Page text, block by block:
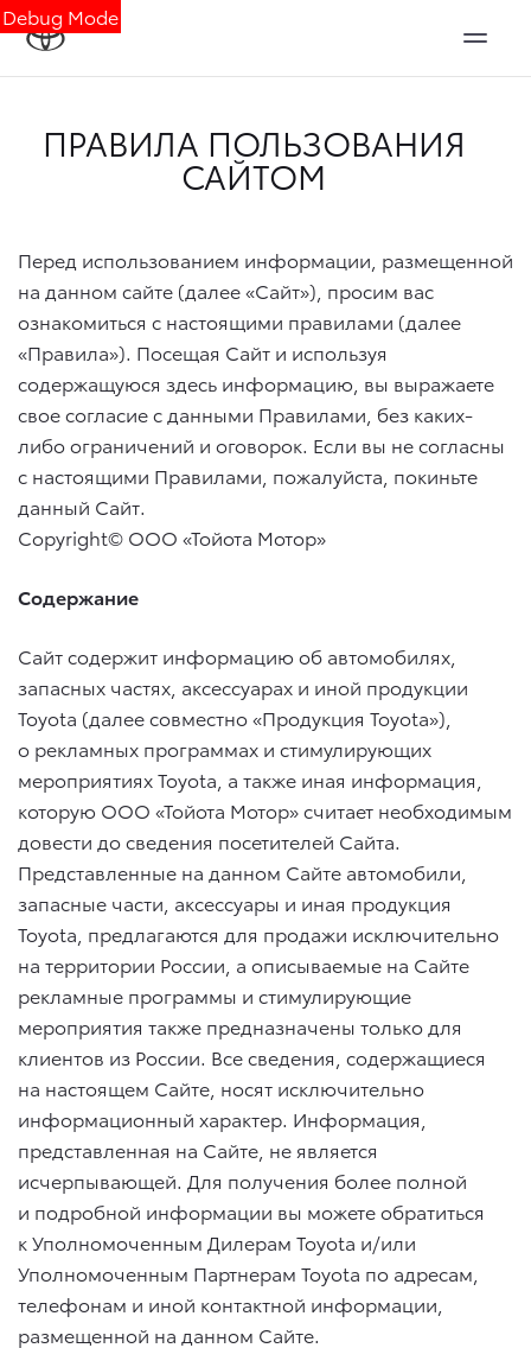
Debug Mode
ПРАВИЛА ПОЛЬЗОВАНИЯ
САЙТОМ
Перед использованием информации, размещенной
на данном сайте (далее «Сайт»), просим вас
ознакомиться с настоящими правилами (далее
«Правила»). Посещая Сайт и используя
содержащуюся здесь информацию, вы выражаете
свое согласие с данными Правилами, без каких-
либо ограничений и оговорок. Если вы не согласны
с настоящими Правилами, пожалуйста, покиньте
данный Сайт.
Copyright© ООО «Тойота Мотор»
Содержание
Сайт содержит информацию об автомобилях,
запасных частях, аксессуарах и иной продукции
Toyota (далее совместно «Продукция Toyota»),
о рекламных программах и стимулирующих
мероприятиях Toyota, а также иная информация,
которую ООО «Тойота Мотор» считает необходимым
довести до сведения посетителей Сайта.
Представленные на данном Сайте автомобили,
запасные части, аксессуары и иная продукция
Toyota, предлагаются для продажи исключительно
на территории России, а описываемые на Сайте
рекламные программы и стимулирующие
мероприятия также предназначены только для
клиентов из России. Все сведения, содержащиеся
на настоящем Сайте, носят исключительно
информационный характер. Информация,
представленная на Сайте, не является
исчерпывающей. Для получения более полной
и подробной информации вы можете обратиться
к Уполномоченным Дилерам Toyota и/или
Уполномоченным Партнерам Toyota по адресам,
телефонам и иной контактной информации,
размещенной на данном Сайте.